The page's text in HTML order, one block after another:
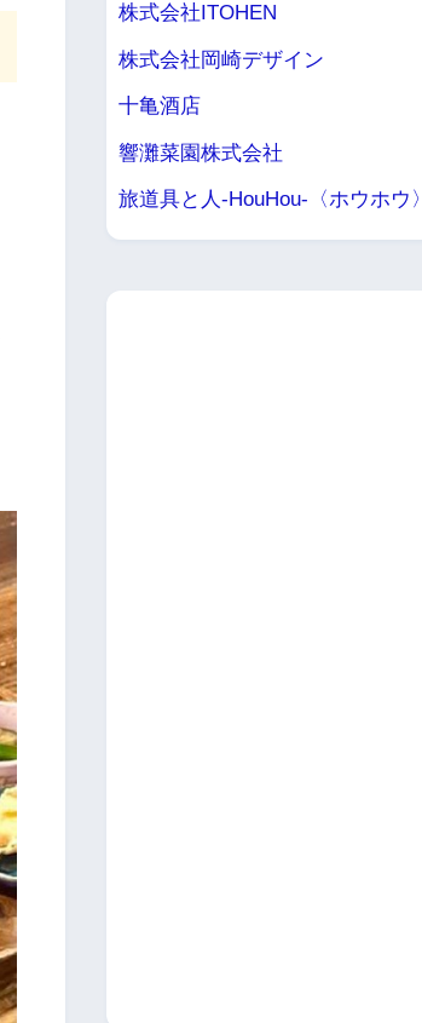
株式会社ITOHEN
株式会社岡崎デザイン
十亀酒店
響灘菜園株式会社
旅道具と人-HouHou-〈ホウホウ〉